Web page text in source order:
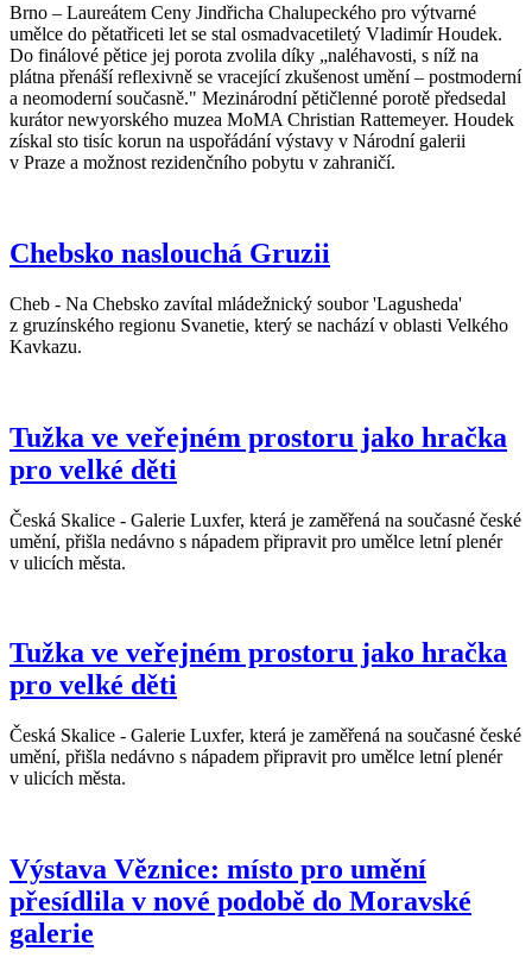
Brno – Laureátem Ceny Jindřicha Chalupeckého pro výtvarné
umělce do pětatřiceti let se stal osmadvacetiletý Vladimír Houdek.
Do finálové pětice jej porota zvolila díky „naléhavosti, s níž na
plátna přenáší reflexivně se vracející zkušenost umění – postmoderní
a neomoderní současně." Mezinárodní pětičlenné porotě předsedal
kurátor newyorského muzea MoMA Christian Rattemeyer. Houdek
získal sto tisíc korun na uspořádání výstavy v Národní galerii
v Praze a možnost rezidenčního pobytu v zahraničí.
Chebsko naslouchá Gruzii
Cheb - Na Chebsko zavítal mládežnický soubor 'Lagusheda'
z gruzínského regionu Svanetie, který se nachází v oblasti Velkého
Kavkazu.
Tužka ve veřejném prostoru jako hračka
pro velké děti
Česká Skalice - Galerie Luxfer, která je zaměřená na současné české
umění, přišla nedávno s nápadem připravit pro umělce letní plenér
v ulicích města.
Tužka ve veřejném prostoru jako hračka
pro velké děti
Česká Skalice - Galerie Luxfer, která je zaměřená na současné české
umění, přišla nedávno s nápadem připravit pro umělce letní plenér
v ulicích města.
Výstava Věznice: místo pro umění
přesídlila v nové podobě do Moravské
galerie